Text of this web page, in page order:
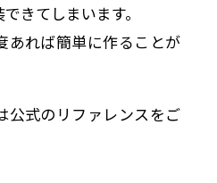
きてしまいます。
あれば簡単に作ることが
式のリファレンスをご